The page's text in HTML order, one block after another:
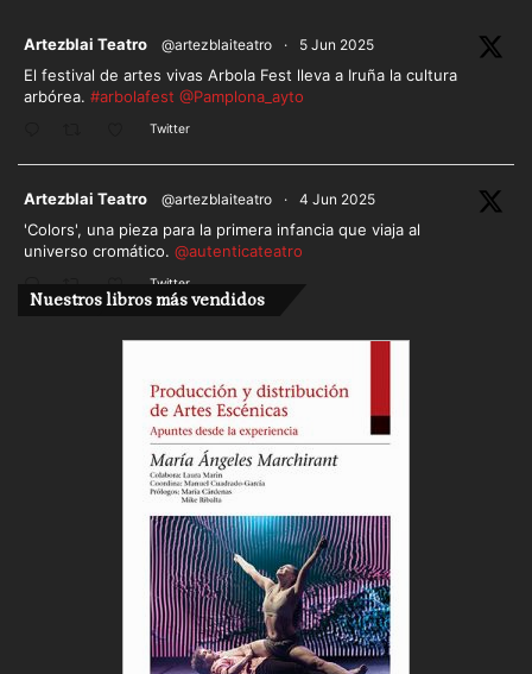
Artezblai Teatro @artezblaiteatro · 5 Jun 2025
El festival de artes vivas Arbola Fest lleva a Iruña la cultura
arbórea. #arbolafest @Pamplona_ayto
Twitter
Artezblai Teatro @artezblaiteatro · 4 Jun 2025
'Colors', una pieza para la primera infancia que viaja al
universo cromático. @autenticateatro
Twitter
Cargar más
Nuestros libros más vendidos